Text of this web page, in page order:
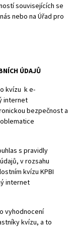
souvisejících se
nebo na Úřad pro
ÚDAJŮ
kvízu k e-
internet
bezpečnost a
s pravidly
v rozsahu
kvízu KPBI
internet
vyhodnocení
kvízu, a to